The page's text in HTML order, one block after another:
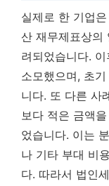
실제로 한 기업
산 재무제표상의
려되었습니다.
소모했으며, 초
니다. 또 다른 사
보다 적은 금액
었습니다. 이는
나 기타 부대 비
다. 따라서 법인